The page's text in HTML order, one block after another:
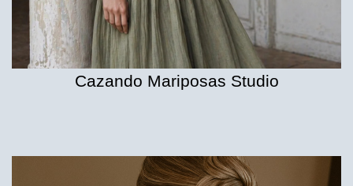
Cazando Mariposas Studio